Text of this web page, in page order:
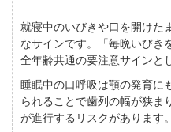
就寝中のいびきや口を開けた
なサインです。
「毎晩いび
全年齢共通の要注意サインと
睡眠中の口呼吸は顎の発育に
られることで歯列の幅が狭ま
が進行するリスクがあります。